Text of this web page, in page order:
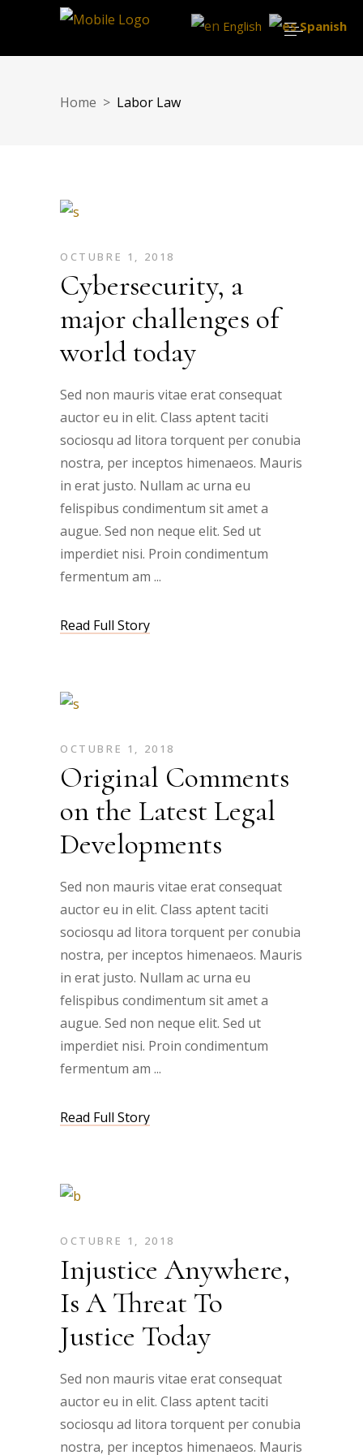
Home > Labor Law
OCTUBRE 1, 2018
Cybersecurity, a
major challenges of
world today
Sed non mauris vitae erat consequat
auctor eu in elit. Class aptent taciti
sociosqu ad litora torquent per conubia
nostra, per inceptos himenaeos. Mauris
in erat justo. Nullam ac urna eu
felispibus condimentum sit amet a
augue. Sed non neque elit. Sed ut
imperdiet nisi. Proin condimentum
fermentum am
Read Full Story
OCTUBRE 1, 2018
Original Comments
on the Latest Legal
Developments
Sed non mauris vitae erat consequat
auctor eu in elit. Class aptent taciti
sociosqu ad litora torquent per conubia
nostra, per inceptos himenaeos. Mauris
in erat justo. Nullam ac urna eu
felispibus condimentum sit amet a
augue. Sed non neque elit. Sed ut
imperdiet nisi. Proin condimentum
fermentum am
Read Full Story
OCTUBRE 1, 2018
Injustice Anywhere,
Is A Threat To
Justice Today
Sed non mauris vitae erat consequat
auctor eu in elit. Class aptent taciti
sociosqu ad litora torquent per conubia
nostra, per inceptos himenaeos. Mauris
English Spanish